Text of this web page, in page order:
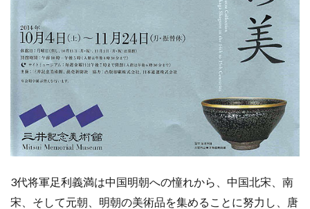
3代将軍足利義満は中国明朝への憧れから、中国北宋、南
宋、そして元朝、明朝の美術品を集めることに努力し、唐